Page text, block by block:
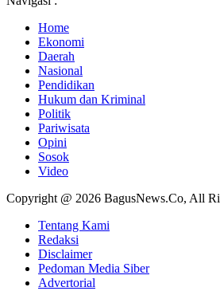
Home
Ekonomi
Daerah
Nasional
Pendidikan
Hukum dan Kriminal
Politik
Pariwisata
Opini
Sosok
Video
Copyright @ 2026 BagusNews.Co, All
Tentang Kami
Redaksi
Disclaimer
Pedoman Media Siber
Advertorial